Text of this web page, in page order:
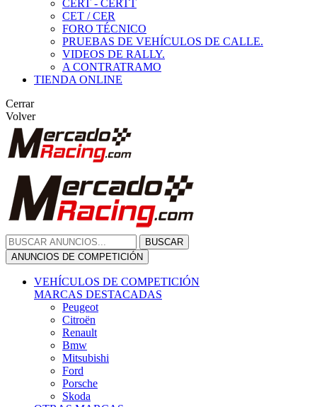
CERT - CERTT
CET / CER
FORO TÉCNICO
PRUEBAS DE VEHÍCULOS DE CALLE.
VIDEOS DE RALLY.
A CONTRATRAMO
TIENDA ONLINE
Cerrar
Volver
BUSCAR
ANUNCIOS DE COMPETICIÓN
VEHÍCULOS DE COMPETICIÓN
MARCAS DESTACADAS
Peugeot
Citroën
Renault
Bmw
Mitsubishi
Ford
Porsche
Skoda